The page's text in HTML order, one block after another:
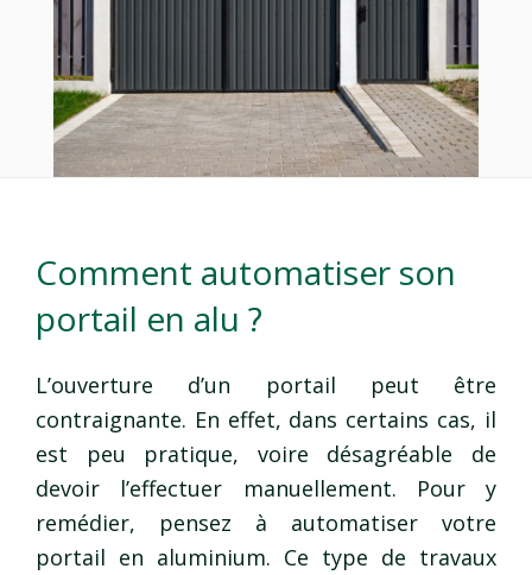
Comment automatiser son
portail en alu ?
L’ouverture d’un portail peut être
contraignante. En effet, dans certains cas, il
est peu pratique, voire désagréable de
devoir l’effectuer manuellement. Pour y
remédier, pensez à automatiser votre
portail en aluminium. Ce type de travaux